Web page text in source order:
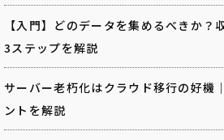
【入門】どのデータを集めるべきか？
3ステップを解説
サーバー老朽化はクラウド移行の好機
ントを解説